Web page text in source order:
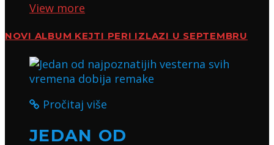
View more
NOVI ALBUM KEJTI PERI IZLAZI U SEPTEMBRU
Pročitaj više
JEDAN OD